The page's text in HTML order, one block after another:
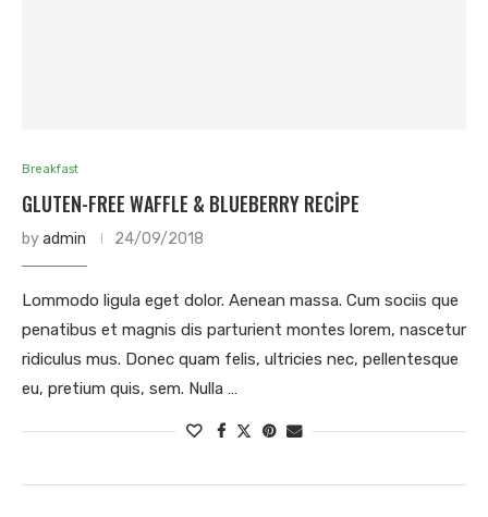
Breakfast
GLUTEN-FREE WAFFLE & BLUEBERRY RECIPE
byadmin 24/09/2018
Lommodo ligula eget dolor. Aenean massa. Cum sociis que
penatibus et magnis dis parturient montes lorem, nascetur
ridiculus mus. Donec quam felis, ultricies nec, pellentesque
eu, pretium quis, sem. Nulla …